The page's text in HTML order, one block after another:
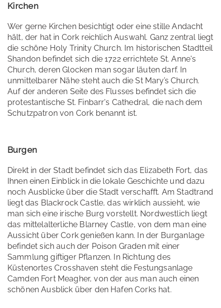
Kirchen
Wer gerne Kirchen besichtigt oder eine stille Andacht
hält, der hat in Cork reichlich Auswahl. Ganz zentral liegt
die schöne Holy Trinity Church. Im historischen Stadtteil
Shandon befindet sich die 1722 errichtete St. Anne's
Church, deren Glocken man sogar läuten darf. In
unmittelbarer Nähe steht auch die St Mary’s Church.
Auf der anderen Seite des Flusses befindet sich die
protestantische St. Finbarr's Cathedral, die nach dem
Schutzpatron von Cork benannt ist.
Burgen
Direkt in der Stadt befindet sich das Elizabeth Fort, das
Ihnen einen Einblick in die lokale Geschichte und dazu
noch Ausblicke über die Stadt verschafft. Am Stadtrand
liegt das Blackrock Castle, das wirklich aussieht, wie
man sich eine irische Burg vorstellt. Nordwestlich liegt
das mittelalterliche Blarney Castle, von dem man eine
Aussicht über Cork genießen kann. In der Burganlage
befindet sich auch der Poison Graden mit einer
Sammlung giftiger Pflanzen. In Richtung des
Küstenortes Crosshaven steht die Festungsanlage
Camden Fort Meagher, von der aus man auch einen
schönen Ausblick über den Hafen Corks hat.